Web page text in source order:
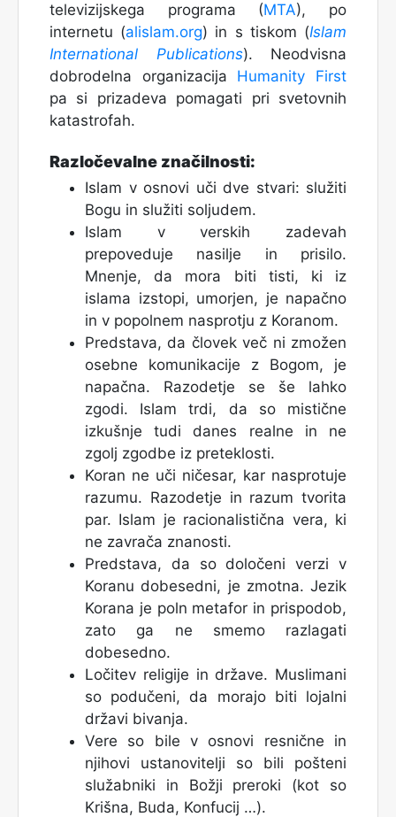
televizijskega programa (MTA), po
internetu (alislam.org) in s tiskom (Islam
International Publications). Neodvisna
dobrodelna organizacija Humanity First
pa si prizadeva pomagati pri svetovnih
katastrofah.
Razločevalne značilnosti:
Islam v osnovi uči dve stvari: služiti
Bogu in služiti soljudem.
Islam v verskih zadevah
prepoveduje nasilje in prisilo.
Mnenje, da mora biti tisti, ki iz
islama izstopi, umorjen, je napačno
in v popolnem nasprotju z Koranom.
Predstava, da človek več ni zmožen
osebne komunikacije z Bogom, je
napačna. Razodetje se še lahko
zgodi. Islam trdi, da so mistične
izkušnje tudi danes realne in ne
zgolj zgodbe iz preteklosti.
Koran ne uči ničesar, kar nasprotuje
razumu. Razodetje in razum tvorita
par. Islam je racionalistična vera, ki
ne zavrača znanosti.
Predstava, da so določeni verzi v
Koranu dobesedni, je zmotna. Jezik
Korana je poln metafor in prispodob,
zato ga ne smemo razlagati
dobesedno.
Ločitev religije in države. Muslimani
so podučeni, da morajo biti lojalni
državi bivanja.
Vere so bile v osnovi resnične in
njihovi ustanovitelji so bili pošteni
služabniki in Božji preroki (kot so
Krišna, Buda, Konfucij …).